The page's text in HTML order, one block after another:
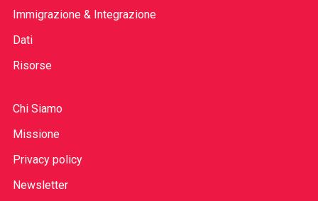
Immigrazione & Integrazione
Dati
Risorse
Chi Siamo
Missione
Privacy policy
Newsletter